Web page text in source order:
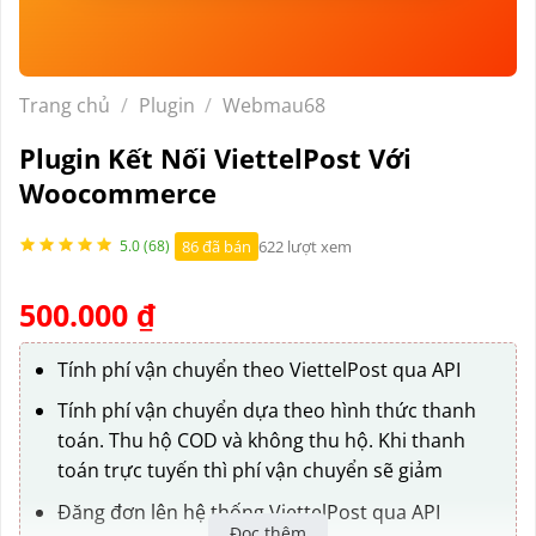
Trang chủ / Plugin / Webmau68
Plugin Kết Nối ViettelPost Với
Woocommerce
5.0 (68) 86 đã bán 622 lượt xem
500.000 ₫
Tính phí vận chuyển theo ViettelPost qua API
Tính phí vận chuyển dựa theo hình thức thanh
toán. Thu hộ COD và không thu hộ. Khi thanh
toán trực tuyến thì phí vận chuyển sẽ giảm
Đăng đơn lên hệ thống ViettelPost qua API